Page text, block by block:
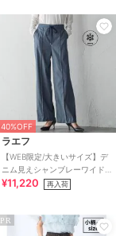
40%OFF
ラエフ
【WEB限定/大きいサイズ】デ
ニム見えシャンブレーワイド
パンツ≪洗濯機で洗える≫
¥11,220 再入荷
PR